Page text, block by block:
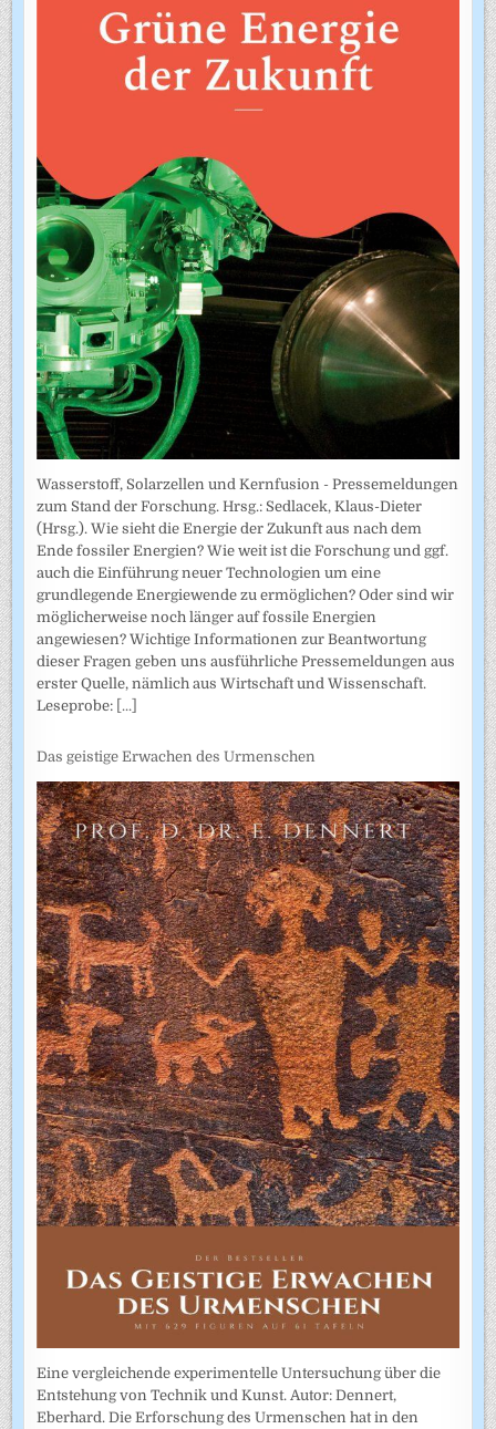
Wasserstoff, Solarzellen und Kernfusion - Pressemeldungen
zum Stand der Forschung. Hrsg.: Sedlacek, Klaus-Dieter
(Hrsg.). Wie sieht die Energie der Zukunft aus nach dem
Ende fossiler Energien? Wie weit ist die Forschung und ggf.
auch die Einführung neuer Technologien um eine
grundlegende Energiewende zu ermöglichen? Oder sind wir
möglicherweise noch länger auf fossile Energien
angewiesen? Wichtige Informationen zur Beantwortung
dieser Fragen geben uns ausführliche Pressemeldungen aus
erster Quelle, nämlich aus Wirtschaft und Wissenschaft.
Leseprobe: [...]
Das geistige Erwachen des Urmenschen
Eine vergleichende experimentelle Untersuchung über die
Entstehung von Technik und Kunst. Autor: Dennert,
Eberhard. Die Erforschung des Urmenschen hat in den